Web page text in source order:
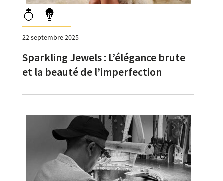
22 septembre 2025
Sparkling Jewels : L’élégance brute
et la beauté de l’imperfection